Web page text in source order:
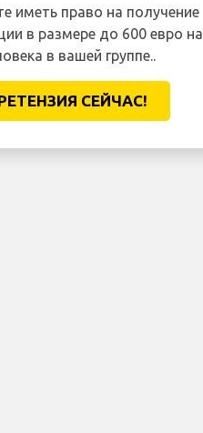
иметь право на получение
в размере до 600 евро на
в вашей группе..
CЕЙЧАС!